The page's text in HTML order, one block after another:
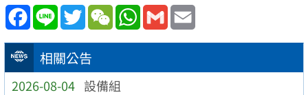
相關公告
2026-08-04 設備組
Facebook
Line TwitterWeChatWhatsApp
Gmail